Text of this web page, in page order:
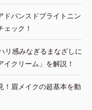
ドバンスドブライトニン
ック！
リ感みなぎるまなざしに
クリーム」を解説！
！眉メイクの超基本を動